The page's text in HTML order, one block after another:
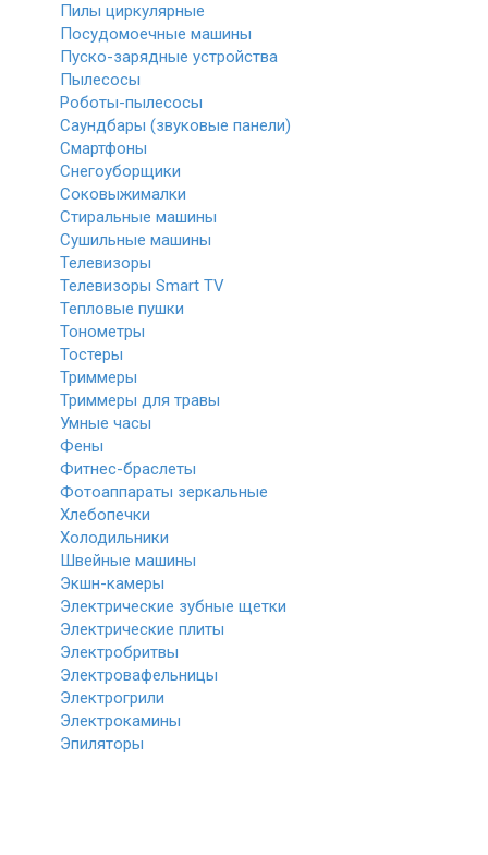
Пилы циркулярные
Посудомоечные машины
Пуско-зарядные устройства
Пылесосы
Роботы-пылесосы
Саундбары (звуковые панели)
Смартфоны
Снегоуборщики
Соковыжималки
Стиральные машины
Сушильные машины
Телевизоры
Телевизоры Smart TV
Тепловые пушки
Тонометры
Тостеры
Триммеры
Триммеры для травы
Умные часы
Фены
Фитнес-браслеты
Фотоаппараты зеркальные
Хлебопечки
Холодильники
Швейные машины
Экшн-камеры
Электрические зубные щетки
Электрические плиты
Электробритвы
Электровафельницы
Электрогрили
Электрокамины
Эпиляторы